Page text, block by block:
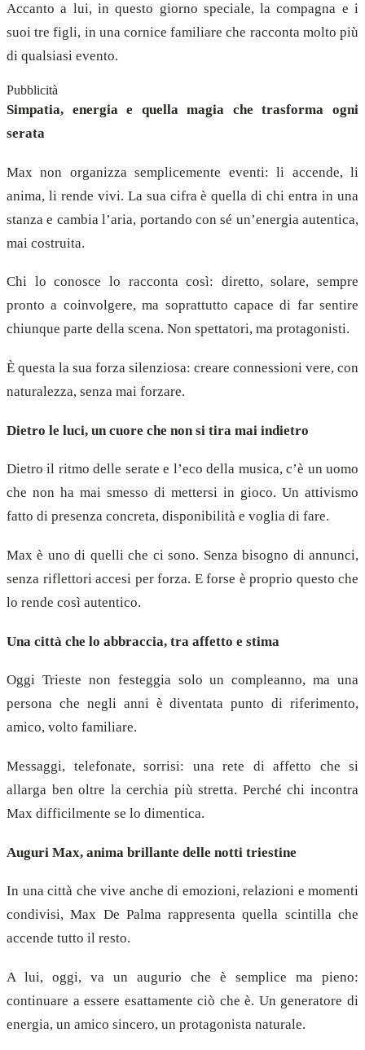
Accanto a lui, in questo giorno speciale, la compagna e i
suoi tre figli, in una cornice familiare che racconta molto più
di qualsiasi evento.
Pubblicità
Simpatia, energia e quella magia che trasforma ogni
serata
Max non organizza semplicemente eventi: li accende, li
anima, li rende vivi. La sua cifra è quella di chi entra in una
stanza e cambia l’aria, portando con sé un’energia autentica,
mai costruita.
Chi lo conosce lo racconta così: diretto, solare, sempre
pronto a coinvolgere, ma soprattutto capace di far sentire
chiunque parte della scena. Non spettatori, ma protagonisti.
È questa la sua forza silenziosa: creare connessioni vere, con
naturalezza, senza mai forzare.
Dietro le luci, un cuore che non si tira mai indietro
Dietro il ritmo delle serate e l’eco della musica, c’è un uomo
che non ha mai smesso di mettersi in gioco. Un attivismo
fatto di presenza concreta, disponibilità e voglia di fare.
Max è uno di quelli che ci sono. Senza bisogno di annunci,
senza riflettori accesi per forza. E forse è proprio questo che
lo rende così autentico.
Una città che lo abbraccia, tra affetto e stima
Oggi Trieste non festeggia solo un compleanno, ma una
persona che negli anni è diventata punto di riferimento,
amico, volto familiare.
Messaggi, telefonate, sorrisi: una rete di affetto che si
allarga ben oltre la cerchia più stretta. Perché chi incontra
Max difficilmente se lo dimentica.
Auguri Max, anima brillante delle notti triestine
In una città che vive anche di emozioni, relazioni e momenti
condivisi, Max De Palma rappresenta quella scintilla che
accende tutto il resto.
A lui, oggi, va un augurio che è semplice ma pieno:
continuare a essere esattamente ciò che è. Un generatore di
energia, un amico sincero, un protagonista naturale.